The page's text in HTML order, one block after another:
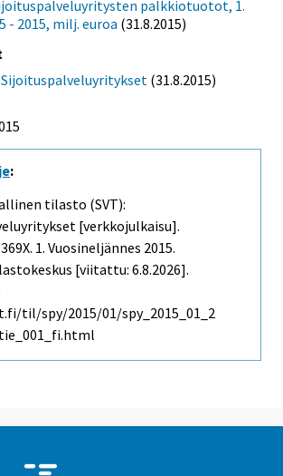
palkkiotuotot, 1.
- 2015, milj. euroa (31.8.2015)
(31.8.2015)
:
tilasto (SVT):
[verkkojulkaisu].
1. Vuosineljännes 2015.
[viitattu: 6.8.2026].
til/spy/2015/01/spy_2015_01_2